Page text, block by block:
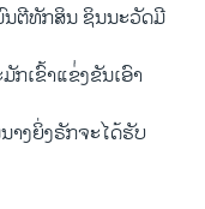
ຕີທັກສິນ ຊິນນະວັດມີ
ເຂົ້າແຂ່່ງຂັນເອົາ
າງຍິ່ງຣັກຈະໄດ້ຮັບ